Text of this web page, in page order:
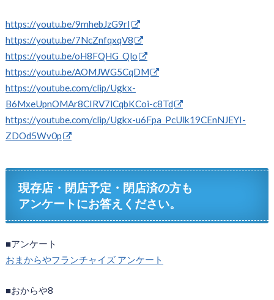
https://youtu.be/9mhebJzG9rI
https://youtu.be/7NcZnfqxqV8
https://youtu.be/oH8FQHG_Qlo
https://youtu.be/AOMJWG5CqDM
https://youtube.com/clip/Ugkx-
B6MxeUpnOMAr8CIRV7lCqbKCoi-c8Td
https://youtube.com/clip/Ugkx-u6Fpa_PcUlk19CEnNJEYI-
ZDOd5Wv0p
現存店・閉店予定・閉店済の方も
アンケートにお答えください。
■アンケート
おまからやフランチャイズ アンケート
■おからや8